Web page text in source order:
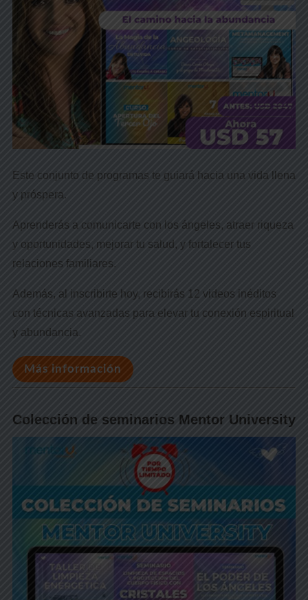
Este conjunto de programas te guiará hacia una vida llena
y próspera.
Aprenderás a comunicarte con los ángeles, atraer riqueza
y oportunidades, mejorar tu salud, y fortalecer tus
relaciones familiares.
Además, al inscribirte hoy, recibirás 12 videos inéditos
con técnicas avanzadas para elevar tu conexión espiritual
y abundancia.
Más información
Colección de seminarios Mentor University